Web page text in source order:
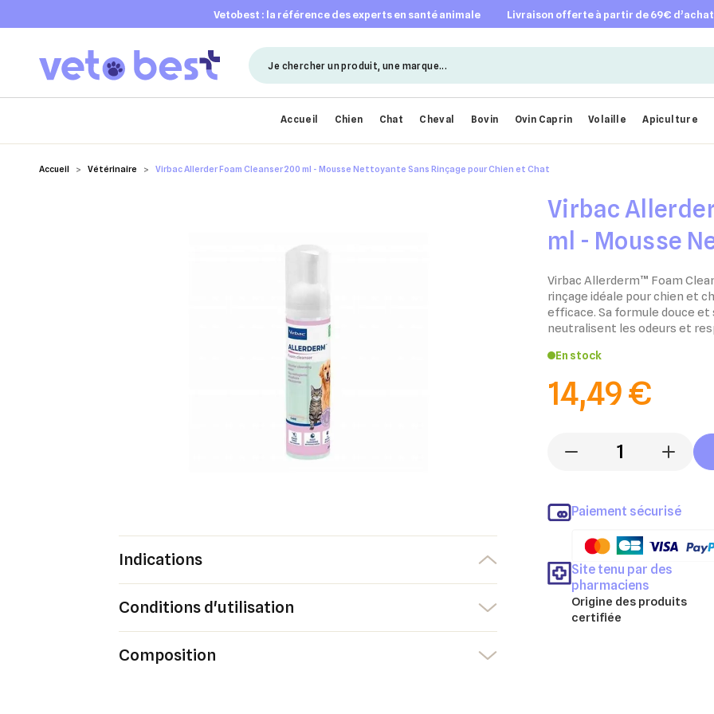
vetobest : la référence des experts en santé animale livraison offerte à partir de 69€
Accueil Chien Chat Cheval Bovin Ovin Caprin Volaille Apiculture
Accueil Vétérinaire Virbac Allerder Foam Cleanser 200 ml - Mousse Nettoyante Sans Rinçage pour Chien et Chat
Virbac
ml - Mousse
Rinçage pour
Virbac Allerderm™ Foam
rinçage idéale pour chien et
efficace. Sa formule douce
neutralisent les odeurs et
En stock
14,49 €
- +
Paiement sécurisé
Site tenu par des
pharmaciens
Origine des produits
certifiée
Indications
Conditions d'utilisation
Composition